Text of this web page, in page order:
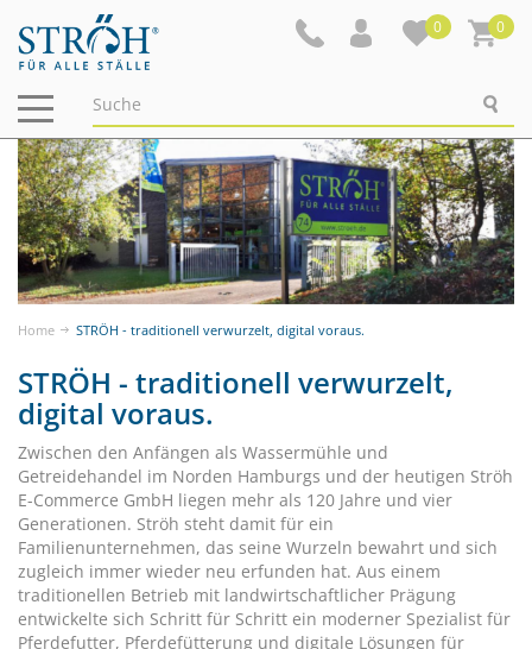
0 0
Navigation
ein-/ausblenden
Home STRÖH - traditionell verwurzelt, digital voraus.
STRÖH - traditionell verwurzelt,
digital voraus.
Zwischen den Anfängen als Wassermühle und
Getreidehandel im Norden Hamburgs und der heutigen Ströh
E-Commerce GmbH liegen mehr als 120 Jahre und vier
Generationen. Ströh steht damit für ein
Familienunternehmen, das seine Wurzeln bewahrt und sich
zugleich immer wieder neu erfunden hat. Aus einem
traditionellen Betrieb mit landwirtschaftlicher Prägung
entwickelte sich Schritt für Schritt ein moderner Spezialist für
Pferdefutter, Pferdefütterung und digitale Lösungen für